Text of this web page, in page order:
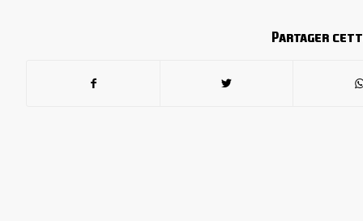
Partager